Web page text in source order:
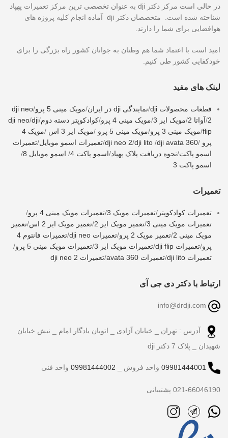
در حالی است مرکز دکتر dji به عنوان تخصصی ترین مرکز تعمیرات پهپاد
شناخته شده است. متخصصان دکتر dji آماده انجام کلیه پروژه های
هوافضایی برای شما را دارند.
امید است با اعتماد شما هم وطنان به جوانان کشور راه بزرگی را برای
خودکفایی کشور طی کنیم.
لینک های مفید
قطعات محصولات dji /نمایندگی dji در ایران /مویک مینی 5 پرو /
dji neo
2
/آواتا 2 /مویک ایر 3 /مویک مینی 4 پرو /کوادکوپتر دسته دوم/
dji neo/dji
flip
/مویک مینی 3 پرو /مویک مینی 5 پرو /مویک ایر 3 اس /
مویک 4
پرو /
dji neo 2/dji lito /dji avata 360
/تعمیرات اسمو موبایل/تعمیرات
اسمو پاکت/نحوه دریافت پلاک پهپاد/اسمو پاکت 4 / اسمو موبایل 8
/
اسمو پاکت 3
تعمیرات
تعمیرات کوادکوپتر /تعمیرات مویک 3 /تعمیرات مویک مینی 4 پرو
/
تعمیرات مویک مینی 3
/تعمیر مویک ایر 2 /تعمیر مویک ایر 2 اس /تعمیر
مویک مینی 2
/تعمیر مویک 2 پرو /تعمیرات dji neo /
تعمیرات فانتوم 4
پرو/تعمیرات dji flip /تعمیرات مویک ایر 3 /تعمیرات مویک مینی 5 پرو
/
تعمیرات dji lito
/تعمیرات avata 360 /تعمیرات dji neo 2
ارتباط با دکتر دی جی آی
آدرس : تهران _ خیابان آزادی _ اتوبان یادگار امام _ نبش خیابان
شهیدان _ پلاک 7 دکتر dji
09981444001 واحد فروش _ 09981444002 واحد فنی
021-66046190 پشتیبانی